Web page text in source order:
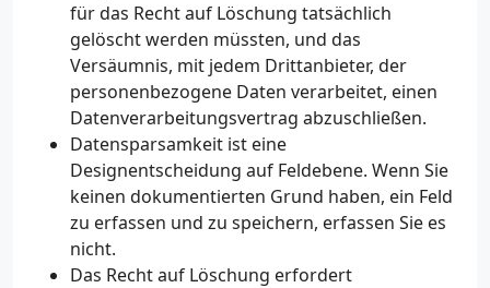
für das Recht auf Löschung tatsächlich
gelöscht werden müssten, und das
Versäumnis, mit jedem Drittanbieter, der
personenbezogene Daten verarbeitet, einen
Datenverarbeitungsvertrag abzuschließen.
Datensparsamkeit ist eine
Designentscheidung auf Feldebene. Wenn Sie
keinen dokumentierten Grund haben, ein Feld
zu erfassen und zu speichern, erfassen Sie es
nicht.
Das Recht auf Löschung erfordert